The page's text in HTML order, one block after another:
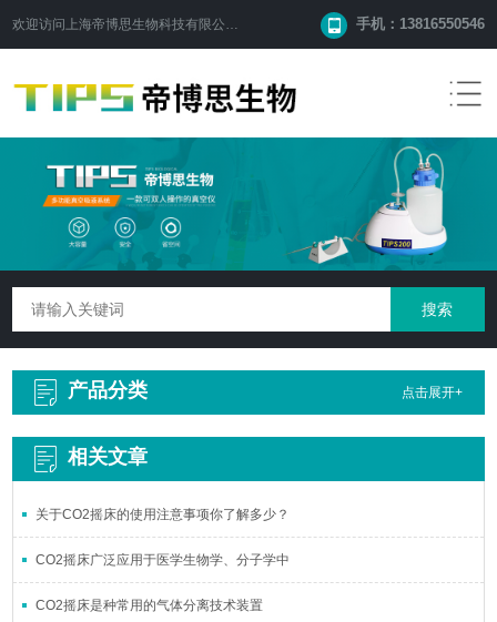
欢迎访问 上海帝博思生物科技有限公司 手机：13816550546
产品分类 点击展开+
相关文章
关于CO2摇床的使用注意事项你了解多少？
CO2摇床广泛应用于医学生物学、分子学中
CO2摇床是种常用的气体分离技术装置